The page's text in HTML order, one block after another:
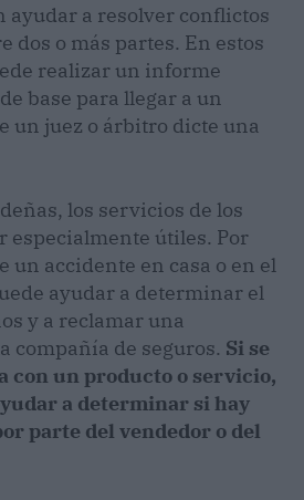
ayudar a resolver conflictos
dos o más partes. En estos
realizar un informe
base para llegar a un
un juez o árbitro dicte una
los servicios de los
especialmente útiles. Por
un accidente en casa o en el
ayudar a determinar el
y a reclamar una
compañía de seguros. Si se
con un producto o servicio,
a determinar si hay
parte del vendedor o del